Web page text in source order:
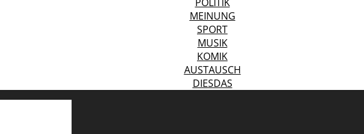
MEINUNG
SPORT
MUSIK
KOMIK
AUSTAUSCH
DIESDAS